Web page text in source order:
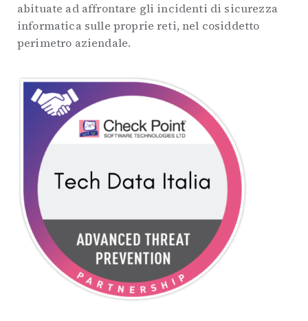
abituate ad affrontare gli incidenti di sicurezza
informatica sulle proprie reti, nel cosiddetto
perimetro aziendale.